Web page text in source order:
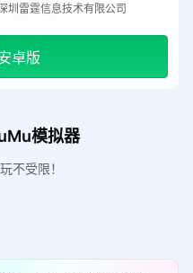
圳雷霆信息技术有限公司
卓版
模拟器
不受限！